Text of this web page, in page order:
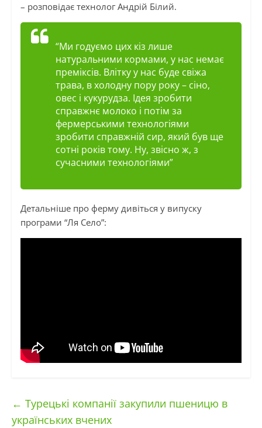
– розповідає технолог Андрій Білий.
“Ми годуємо цих кіз лише
натуральними кормами, у нас немає
преміксів. Влітку у нас буде свіжа
трава, в холодну пору року – сіно,
овес і кукурудза. Ідея зробити
справжнє молоко і потім за
фермерськими технологіями
зробити справжній сир, який був ще
сотні років тому. Ну, звісно ж, з
сучасними технологіями”
Детальніше про ферму дивіться у випуску
програми “Ля Село”:
← Турецькі компанії закупили пшеницю в
українських вчених